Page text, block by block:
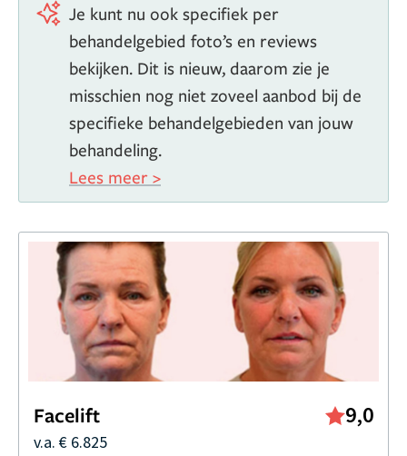
Je kunt nu ook specifiek per
behandelgebied foto’s en reviews
bekijken. Dit is nieuw, daarom zie je
misschien nog niet zoveel aanbod bij de
specifieke behandelgebieden van jouw
behandeling.
Lees meer >
Facelift 9,0
v.a. € 6.825